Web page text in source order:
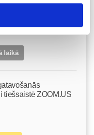
laikā
tiešsaistē ZOOM.US